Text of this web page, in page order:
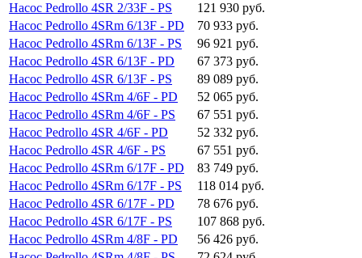
Насос Pedrollo 4SR 2/33F - PS
121 930 руб.
Насос Pedrollo 4SRm 6/13F - PD
70 933 руб.
Насос Pedrollo 4SRm 6/13F - PS
96 921 руб.
Насос Pedrollo 4SR 6/13F - PD
67 373 руб.
Насос Pedrollo 4SR 6/13F - PS
89 089 руб.
Насос Pedrollo 4SRm 4/6F - PD
52 065 руб.
Насос Pedrollo 4SRm 4/6F - PS
67 551 руб.
Насос Pedrollo 4SR 4/6F - PD
52 332 руб.
Насос Pedrollo 4SR 4/6F - PS
67 551 руб.
Насос Pedrollo 4SRm 6/17F - PD
83 749 руб.
Насос Pedrollo 4SRm 6/17F - PS
118 014 руб.
Насос Pedrollo 4SR 6/17F - PD
78 676 руб.
Насос Pedrollo 4SR 6/17F - PS
107 868 руб.
Насос Pedrollo 4SRm 4/8F - PD
56 426 руб.